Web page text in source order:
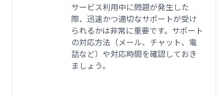
サービス利用中に問題が発生した
際、迅速かつ適切なサポートが受け
られるかは非常に重要です。サポート
の対応方法（メール、チャット、電
話など）や対応時間を確認しておき
ましょう。